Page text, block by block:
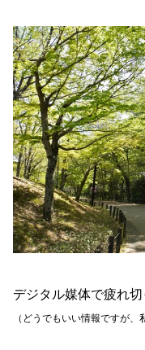
デジタル媒体で疲れ切
（どうでもいい情報ですが